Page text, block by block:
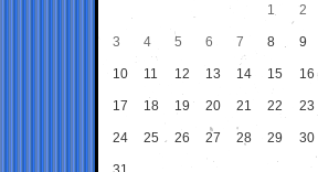
1
2
3 4 5 6 7 8 9
10 11 12 13 14 15 16
17 18 19 20 21 22 23
24 25 26 27 28 29 30